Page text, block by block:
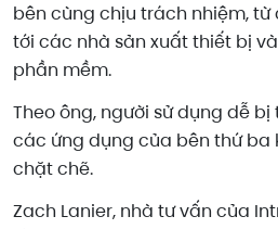
bên cùng chịu trách nhiệm,
tới các nhà sản xuất thiết bị
phần mềm.
Theo ông, người sử dụng dễ
các ứng dụng của bên thứ ba
chặt chẽ.
Zach Lanier, nhà tư vấn của